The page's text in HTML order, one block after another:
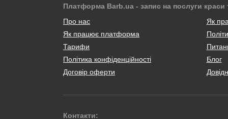
Платформа Barb.ua - запис на послуги краси
Про нас
Як працює платформа
Тарифи
Політика конфіденційності
Договір оферти
Як
Блог
Контакти: